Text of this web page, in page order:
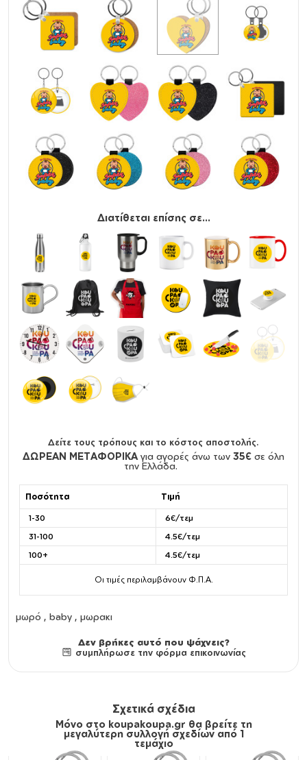
Διατίθεται επίσης σε...
Δείτε τους τρόπους και το κόστος αποστολής.
ΔΩΡΕΑΝ ΜΕΤΑΦΟΡΙΚΑ για αγορές άνω των 35€ σε όλη
την Ελλάδα.
Ποσότητα Τιμή
1-30
6€/τεμ
31-100
4.5€/τεμ
100+
4.5€/τεμ
Οι τιμές περιλαμβάνουν Φ.Π.Α.
μωρό , baby , μωρακι
Δεν βρήκες αυτό που ψάχνεις?
συμπλήρωσε την φόρμα επικοινωνίας
Σχετικά σχέδια
Μόνο στο koupakoupa.gr θα βρείτε τη
μεγαλύτερη συλλογή σχεδίων από 1
τεμάχιο